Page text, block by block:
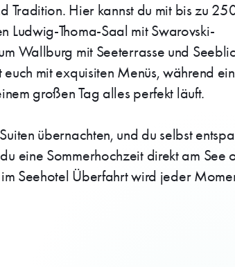
Tradition. Hier kannst du mit bis zu
Ludwig-Thoma-Saal mit Swarovski-
Wallburg mit Seeterrasse und
mit exquisiten Menüs, während
großen Tag alles perfekt läuft.
übernachten, und du selbst
eine Sommerhochzeit direkt am See
Seehotel Überfahrt wird jeder